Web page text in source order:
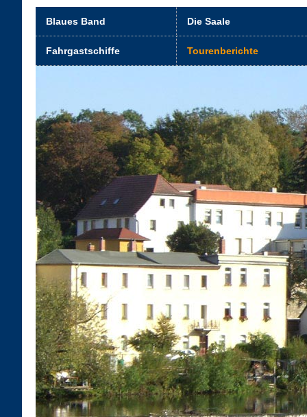
Blaues Band Die Saale
Fahrgastschiffe Tourenberichte